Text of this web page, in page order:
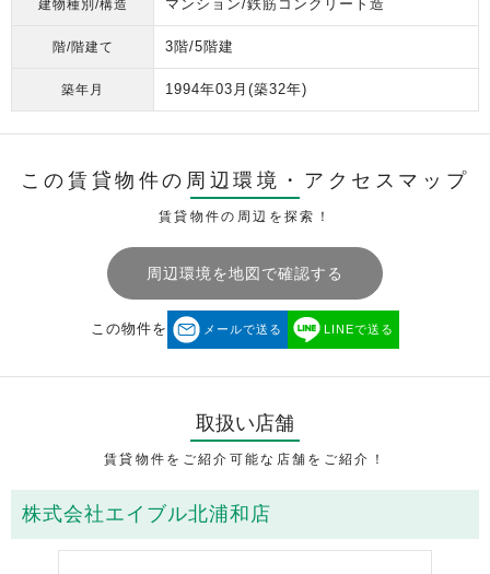
建物種別/構造 マンション/鉄筋コンクリート造
階/階建て 3階/5階建
築年月 1994年03月 (築32年)
この賃貸物件の周辺環境・ アクセスマップ
賃貸物件の周辺を探索！
周辺環境を地図で確認する
この物件を メールで送る LINEで送る
取扱い店舗
賃貸物件をご紹介可能な店舗をご紹介！
株式会社エイブル北浦和店